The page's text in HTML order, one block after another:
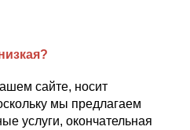
сайте, носит
мы предлагаем
услуги, окончательная